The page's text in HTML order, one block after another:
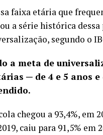
faixa etária que
a série histórica
segundo o
a meta de
─ de 4 e 5 anos e
chegou a 93,4%, em
caiu para 91,5% em